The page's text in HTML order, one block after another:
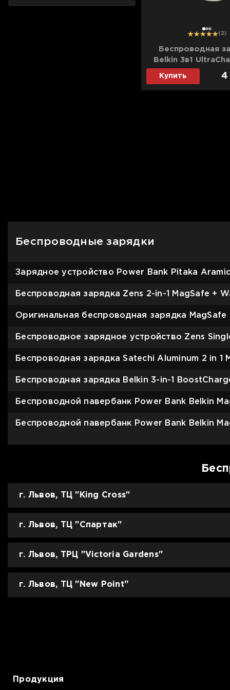
12 3 (2)
Беспроводная
Belkin 3в1
Magnetic Charging
Купить 4
Беспроводные зарядки
Зарядное устройство Power Bank Pitaka
Беспроводная зарядка Zens 2-in-1 MagSafe +
Оригинальная беспроводная зарядка MagSafe
Беспроводное зарядное устройство Zens
Беспроводная зарядка Satechi Aluminum 2 in 1
Беспроводная зарядка Belkin 3-in-1
Беспроводной павербанк Power Bank Belkin
Беспроводной павербанк Power Bank Belkin
г. Львов, ТЦ "King Cross"
г. Львов, ТЦ "Спартак"
г. Львов, ТРЦ "Victoria Gardens"
г. Львов, ТЦ "New Point"
Продукция